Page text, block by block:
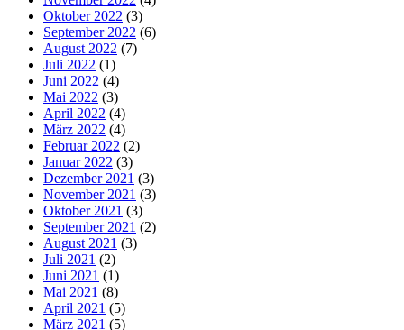
Oktober 2022 (3)
September 2022 (6)
August 2022 (7)
Juli 2022 (1)
Juni 2022 (4)
Mai 2022 (3)
April 2022 (4)
März 2022 (4)
Februar 2022 (2)
Januar 2022 (3)
Dezember 2021 (3)
November 2021 (3)
Oktober 2021 (3)
September 2021 (2)
August 2021 (3)
Juli 2021 (2)
Juni 2021 (1)
Mai 2021 (8)
April 2021 (5)
März 2021 (5)